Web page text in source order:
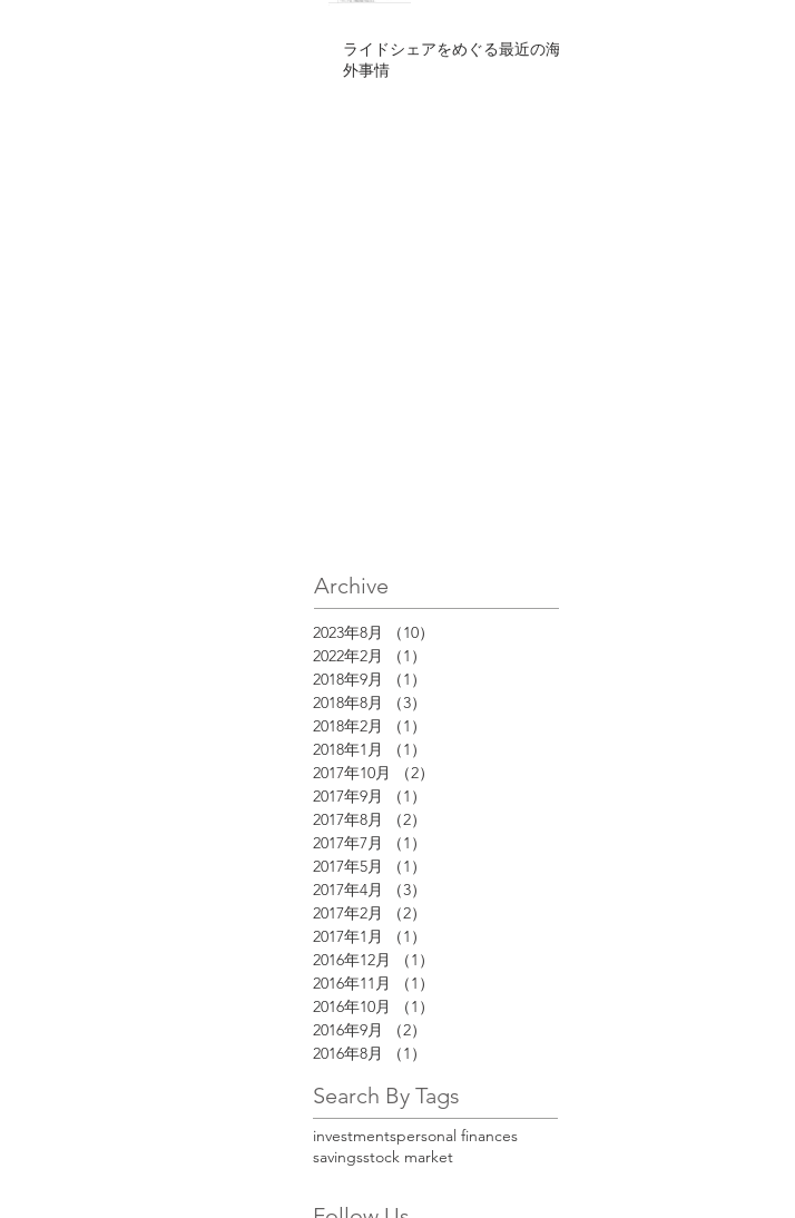
ライドシェアをめぐる最近の海
外事情
Archive
2023年8月 （10）
2022年2月
（1）
2018年9月
（1）
2018年8月
（3）
2018年2月
（1）
2018年1月
（1）
2017年10月
（2）
2017年9月
（1）
2017年8月
（2）
2017年7月
（1）
2017年5月
（1）
2017年4月
（3）
2017年2月
（2）
2017年1月
（1）
2016年12月
（1）
2016年11月
（1）
2016年10月
（1）
2016年9月
（2）
2016年8月
（1）
Search By Tags
investmentspersonal finances
savingsstock market